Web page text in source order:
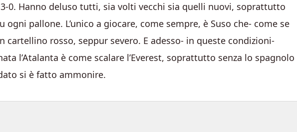
0. Hanno deluso tutti, sia volti vecchi sia quelli nuovi, soprattutto
ogni pallone. L’unico a giocare, come sempre, è Suso che- come se
cartellino rosso, seppur severo. E adesso- in queste condizioni-
l’Atalanta è come scalare l’Everest, soprattutto senza lo spagnolo
si è fatto ammonire.